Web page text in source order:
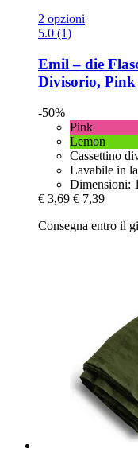
2 opzioni
5.0 (1)
Emil – die
Divisorio, Pink
-50%
Pink
Lemon
Cassettino
Lavabile in
Dimensioni:
€ 3,69 € 7,39
Consegna entro il